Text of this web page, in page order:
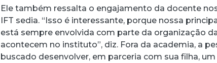
Ele também ressalta o engajamento da docente
IFT sedia. “Isso é interessante, porque nossa
está sempre envolvida com parte da organização
acontecem no instituto”, diz. Fora da academia, a
buscado desenvolver, em parceria com sua filha, um